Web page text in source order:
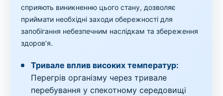
сприяють виникненню цього стану, дозволяє
приймати необхідні заходи обережності для
запобігання небезпечним наслідкам та збереження
здоров’я.
Тривале вплив високих температур:
Перегрів організму через тривале
перебування у спекотному середовищі